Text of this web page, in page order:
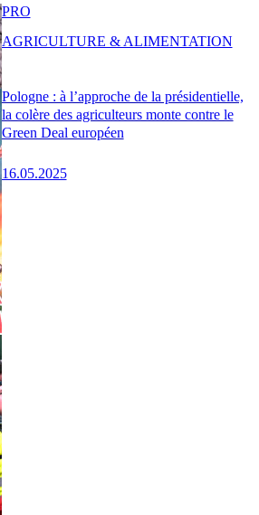
Pologne : à l’approche de la présidentielle,
la colère des agriculteurs monte contre le
Green Deal européen
16.05.2025
PRO
AGRICULTURE & ALIMENTATION